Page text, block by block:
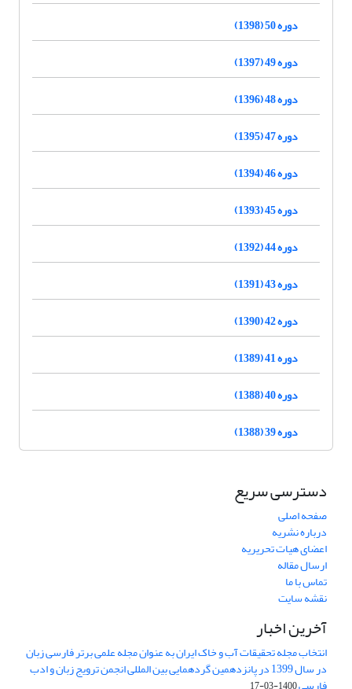
دوره 50 (1398)
دوره 49 (1397)
دوره 48 (1396)
دوره 47 (1395)
دوره 46 (1394)
دوره 45 (1393)
دوره 44 (1392)
دوره 43 (1391)
دوره 42 (1390)
دوره 41 (1389)
دوره 40 (1388)
دوره 39 (1388)
دسترسی سریع
صفحه اصلی
درباره نشریه
اعضای هیات تحریریه
ارسال مقاله
تماس با ما
نقشه سایت
آخرین اخبار
انتخاب مجله تحقیقات آب و خاک ایران به عنوان مجله علمی برتر فارسی زبان
در سال 1399 در پانزدهمین گردهمایی بین المللی انجمن ترویج زبان و ادب